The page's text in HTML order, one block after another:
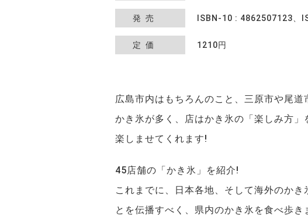
発売 ISBN-10 : 4862507123、
定価 1210円
広島市内はもちろんのこと、三原市や尾
かき氷が多く、店はかき氷の「楽しみ方
楽しませてくれます!
45店舗の「かき氷」を紹介!
これまでに、日本各地、そして海外のか
とを伝播すべく、県内のかき氷を食べ歩